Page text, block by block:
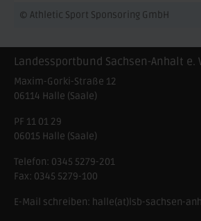
© Athletic Sport Sponsoring GmbH
Landessportbund Sachsen-Anhalt e.
Maxim-Gorki-Straße 12
06114 Halle (Saale)
PF 11 01 29
06015 Halle (Saale)
Telefon: 0345 5279-201
Fax: 0345 5279-100
E-Mail schreiben: halle(at)lsb-sachsen-